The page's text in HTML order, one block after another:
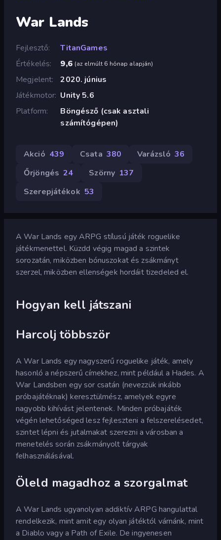
War Lands
Fejlesztő
TitanGames
Értékelés
9,6 (az elmúlt 6 hónap alapján)
Megjelent
2020. június
Játékmotor Unity 5.6
Platform
Böngésző (csak asztali
számítógépen)
Akció 439 Csata 380 Varázsló 36
Őrjöngés 24 Szörny 137
Szerepjátékok 53
A War Lands egy ARPG stílusú játék roguelike
játékmenettel. Küzdd végig magad a szintek
sorozatán, miközben bónuszokat és zsákmányt
szerzel, miközben ellenségek hordáit tizedeled el.
Hogyan kell játszani
Harcolj többször
A War Lands egy nagyszerű roguelike játék, amely
hasonló a népszerű címekhez, mint például a Hades. A
War Landsben egy sor csatán (nevezzük inkább
próbajátéknak) keresztülmész, amelyek egyre
nagyobb kihívást jelentenek. Minden próbajáték
végén lehetőséged lesz fejleszteni a felszerelésedet,
szintet lépni és jutalmakat szerezni a városban a
menetelés során zsákmányolt tárgyak
felhasználásával.
Öleld magadhoz a szorgalmat
A War Lands ugyanolyan addiktív ARPG hangulattal
rendelkezik, mint amit egy olyan játéktól várnánk, mint
a Diablo vagy a Path of Exile. De ingyenesen